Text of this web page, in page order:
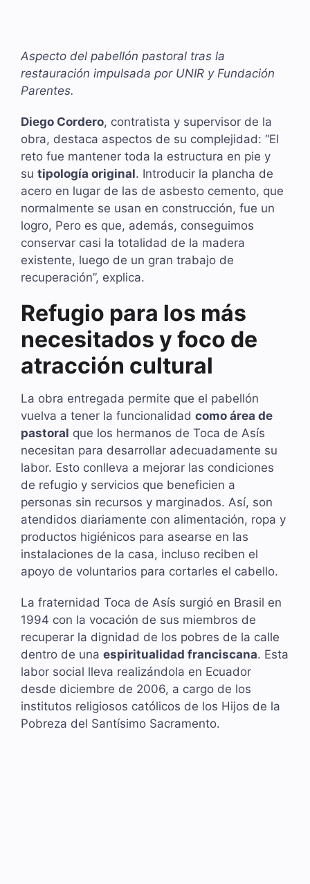
Aspecto del pabellón pastoral tras la
restauración impulsada por UNIR y Fundación
Parentes.
Diego Cordero, contratista y supervisor de la
obra, destaca aspectos de su complejidad: “El
reto fue mantener toda la estructura en pie y
su tipología original. Introducir la plancha de
acero en lugar de las de asbesto cemento, que
normalmente se usan en construcción, fue un
logro, Pero es que, además, conseguimos
conservar casi la totalidad de la madera
existente, luego de un gran trabajo de
recuperación”, explica.
Refugio para los más
necesitados y foco de
atracción cultural
La obra entregada permite que el pabellón
vuelva a tener la funcionalidad como área de
pastoral que los hermanos de Toca de Asís
necesitan para desarrollar adecuadamente su
labor. Esto conlleva a mejorar las condiciones
de refugio y servicios que beneficien a
personas sin recursos y marginados. Así, son
atendidos diariamente con alimentación, ropa y
productos higiénicos para asearse en las
instalaciones de la casa, incluso reciben el
apoyo de voluntarios para cortarles el cabello.
La fraternidad Toca de Asís surgió en Brasil en
1994 con la vocación de sus miembros de
recuperar la dignidad de los pobres de la calle
dentro de una espiritualidad franciscana. Esta
labor social lleva realizándola en Ecuador
desde diciembre de 2006, a cargo de los
institutos religiosos católicos de los Hijos de la
Pobreza del Santísimo Sacramento.